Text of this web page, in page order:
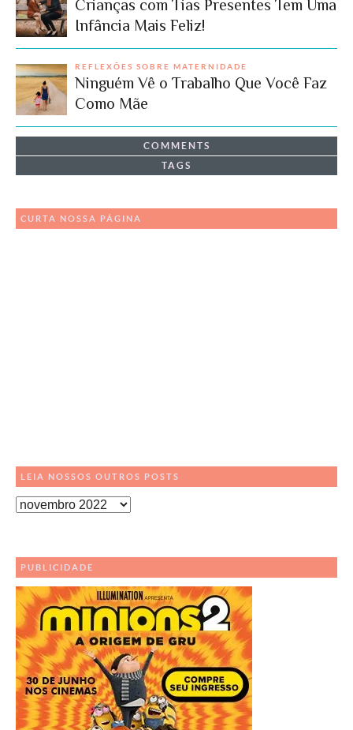
Crianças com Tias Presentes Tem Uma
Infância Mais Feliz!
REFLEXÕES SOBRE MATERNIDADE
Ninguém Vê o Trabalho Que Você Faz
Como Mãe
COMMENTS
TAGS
CURTA NOSSA PÁGINA
LEIA NOSSOS OUTROS POSTS
Leia
Posts
PUBLICIDADE